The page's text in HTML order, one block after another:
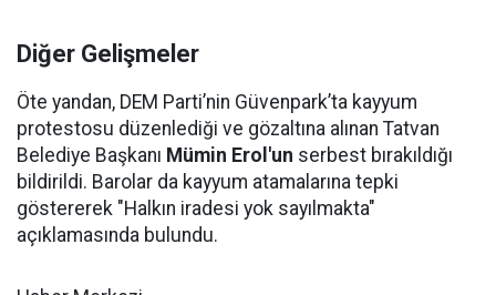
Diğer Gelişmeler
Öte yandan, DEM Parti’nin Güvenpark’ta kayyum
protestosu düzenlediği ve gözaltına alınan Tatvan
Belediye Başkanı Mümin Erol'un serbest bırakıldığı
bildirildi. Barolar da kayyum atamalarına tepki
göstererek "Halkın iradesi yok sayılmakta"
açıklamasında bulundu.